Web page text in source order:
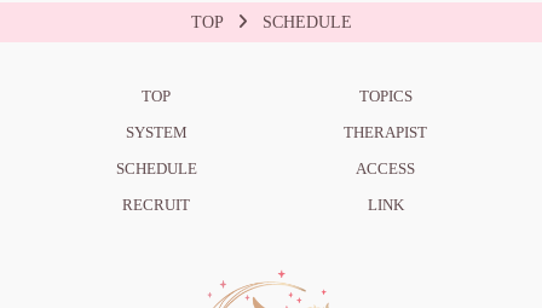
TOP SCHEDULE
TOP
TOPICS
SYSTEM
THERAPIST
SCHEDULE
ACCESS
RECRUIT
LINK